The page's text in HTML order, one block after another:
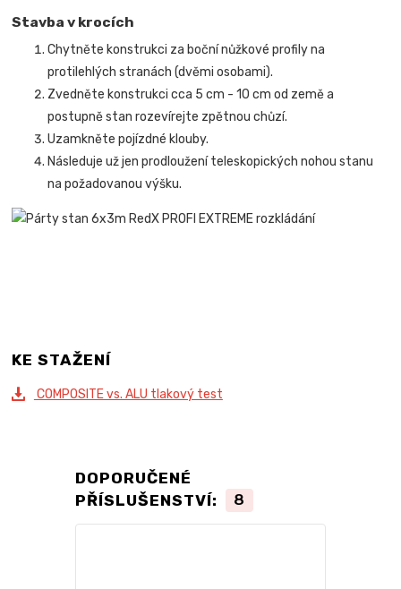
Stavba v krocích
Chytněte konstrukci za boční nůžkové profily na
protilehlých stranách (dvěmi osobami).
Zvedněte konstrukci cca 5 cm - 10 cm od země a
postupně stan rozevírejte zpětnou chůzí.
Uzamkněte pojízdné klouby.
Následuje už jen prodloužení teleskopických nohou stanu
na požadovanou výšku.
KE STAŽENÍ
COMPOSITE vs. ALU tlakový test
DOPORUČENÉ
PŘÍSLUŠENSTVÍ:
8